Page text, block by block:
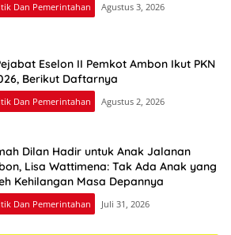
Dan Pemerintahan Agustus 3, 2026
Eselon II Pemkot Ambon Ikut PKN
Berikut Daftarnya
Dan Pemerintahan Agustus 2, 2026
Dilan Hadir untuk Anak Jalanan
Lisa Wattimena: Tak Ada Anak yang
Kehilangan Masa Depannya
Dan Pemerintahan Juli 31, 2026